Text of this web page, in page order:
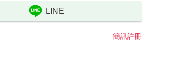
LINE
簡訊註冊